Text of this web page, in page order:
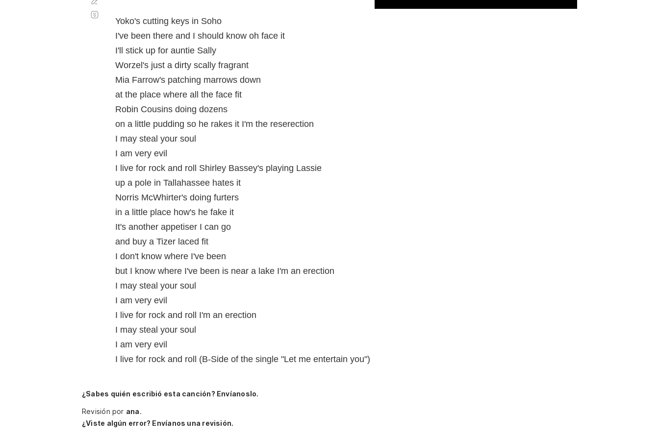
Yoko's cutting keys in Soho
I've been there and I should know oh face it
I'll stick up for auntie Sally
Worzel's just a dirty scally fragrant
Mia Farrow's patching marrows down
at the place where all the face fit
Robin Cousins doing dozens
on a little pudding so he rakes it I'm the reserection
I may steal your soul
I am very evil
I live for rock and roll Shirley Bassey's playing Lassie
up a pole in Tallahassee hates it
Norris McWhirter's doing furters
in a little place how's he fake it
It's another appetiser I can go
and buy a Tizer laced fit
I don't know where I've been
but I know where I've been is near a lake I'm an erection
I may steal your soul
I am very evil
I live for rock and roll I'm an erection
I may steal your soul
I am very evil
I live for rock and roll (B-Side of the single "Let me entertain you")
automático
¿Sabes quién escribió esta canción? Envíanoslo.
Revisión por ana.
¿Viste algún error? Envíanos una revisión.